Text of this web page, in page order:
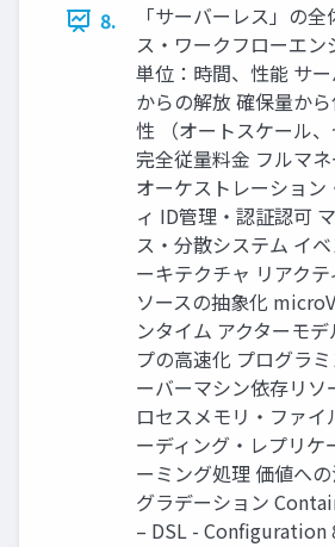
8.
「サーバーレス」の
ス・ワークフローエン
単位：時間、性能 サ
からの解放 確保量か
性 （オートスケール、
完全従量料金 フルマ
オーケストレーション
ィ ID管理・認証認可
ス・分散システム イ
ーキテクチャ リアク
ソースの抽象化
ンタイム アクターモ
プの高速化 プログラ
ーバーマシン依存リソ
ロセスメモリ・ファイ
ーディング・レプリケ
ーミング処理 価値へ
グラデーション
– DSL - Configuration